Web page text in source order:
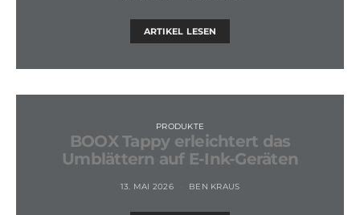
ARTIKEL LESEN
PRODUKTE
BOOX Tappy erleichtert das
Umblättern auf E-Ink-Geräten
13. MAI 2026 BEN KRAUS